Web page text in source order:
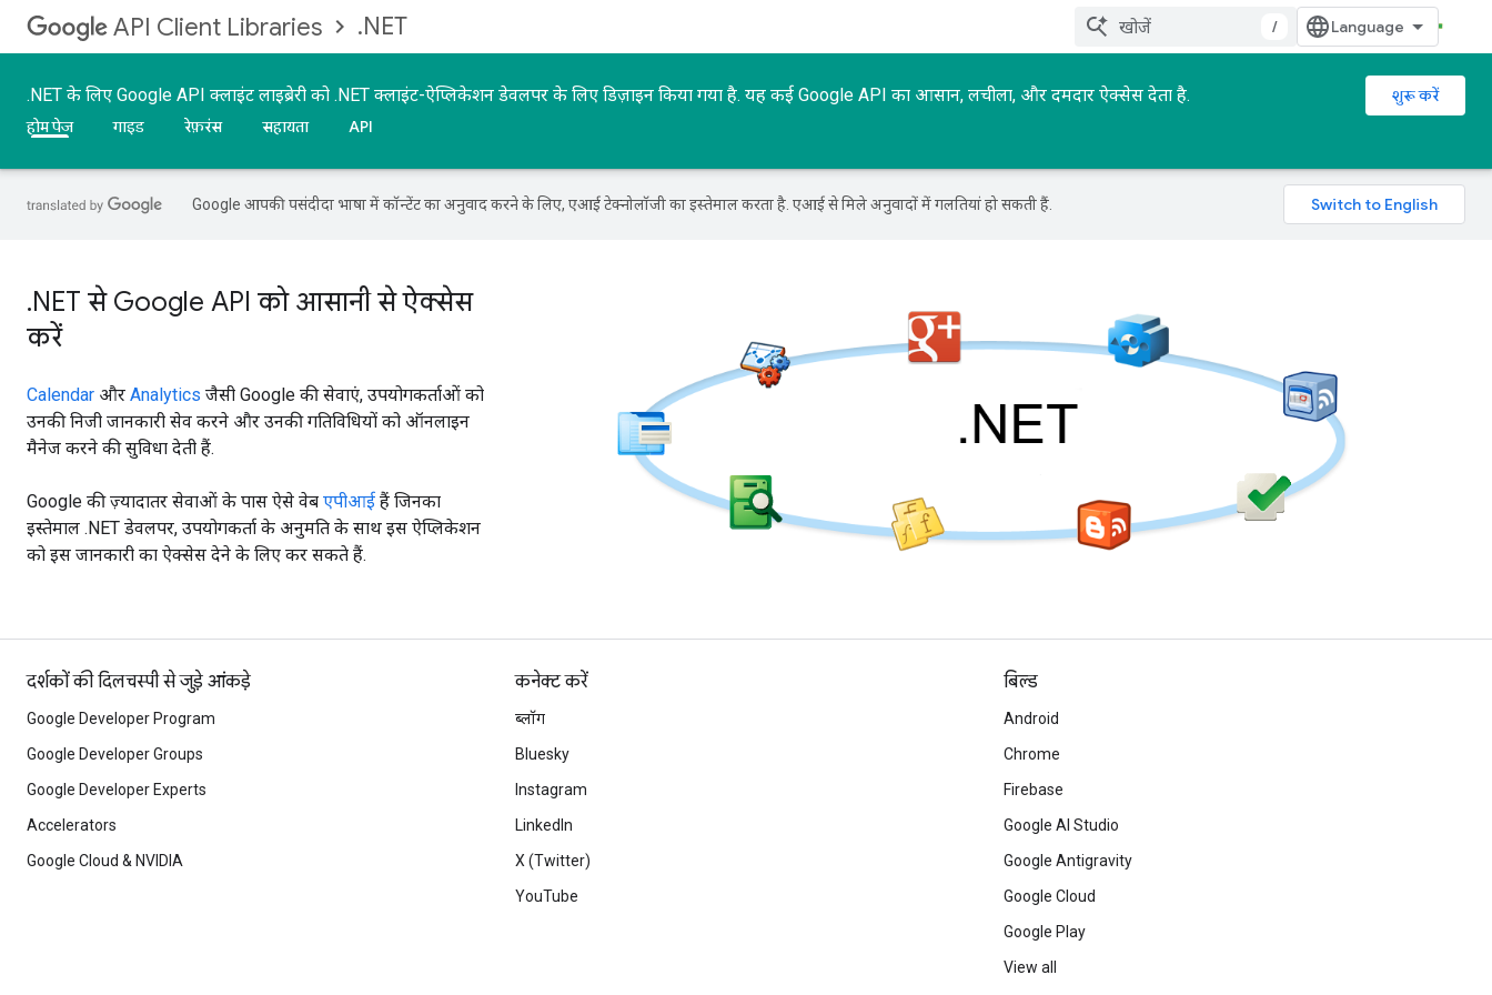
API Client Libraries .NET /
.NET के लिए Google API क्लाइंट लाइब्रेरी को .NET क्लाइंट-ऐप्लिकेशन डेवलपर के लिए डिज़ाइन किया गया है. यह कई Google API का आसान, लचीला, और दमदार ऐक्सेस देता है.
शुरू करें
होम पेज
गाइड रेफ़रंस सहायता API
Google आपकी पसंदीदा भाषा में कॉन्टेंट का अनुवाद करने के लिए, एआई टेक्नोलॉजी का इस्तेमाल करता है. एआई से मिले अनुवादों में गलतियां हो सकती हैं.
.NET से Google API को आसानी से ऐक्सेस
करें
Calendar और Analytics जैसी Google की सेवाएं, उपयोगकर्ताओं को
उनकी निजी जानकारी सेव करने और उनकी गतिविधियों को ऑनलाइन
मैनेज करने की सुविधा देती हैं.
Google की ज़्यादातर सेवाओं के पास ऐसे वेब एपीआई हैं जिनका
इस्तेमाल .NET डेवलपर, उपयोगकर्ता के अनुमति के साथ इस ऐप्लिकेशन
को इस जानकारी का ऐक्सेस देने के लिए कर सकते हैं.
दर्शकों की दिलचस्पी से जुड़े आंकड़े
Google Developer Program
Google Developer Groups
Google Developer Experts
Accelerators
Google Cloud & NVIDIA
कनेक्ट करें
ब्लॉग
Bluesky
Instagram
LinkedIn
X (Twitter)
YouTube
बिल्ड
Android
Chrome
Firebase
Google AI Studio
Google Antigravity
Google Cloud
Google Play
View all